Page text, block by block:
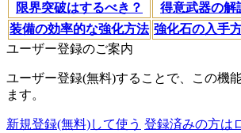
限界突破はするべき？
得意武器の解
装備の効率的な強化方法 強化石の入手
ユーザー登録のご案内
ユーザー登録(無料)することで、この機
ます。
新規登録(無料)して使う 登録済みの方は